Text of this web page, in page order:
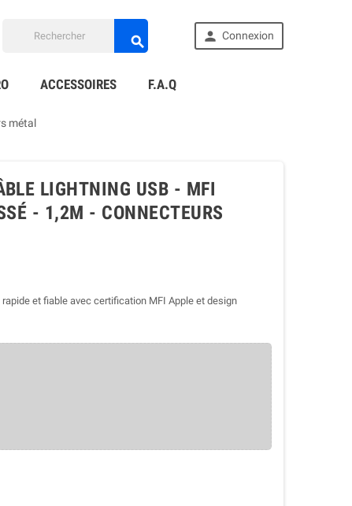
  Connexion
ACCESSOIRES F.A.Q
métal
LIGHTNING USB - MFI
- 1,2M - CONNECTEURS
et fiable avec certification MFI Apple et design